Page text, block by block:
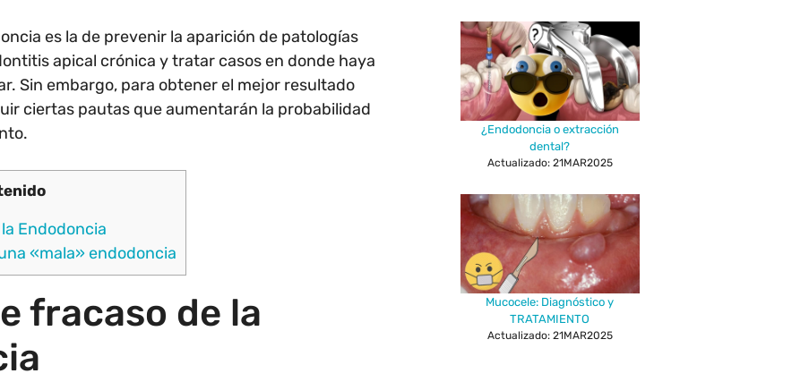
es la de prevenir la aparición de patologías
apical crónica y tratar casos en donde haya
Sin embargo, para obtener el mejor resultado
ciertas pautas que aumentarán la probabilidad
Endodoncia
«mala» endodoncia
fracaso de la
¿Endodoncia o extracción
dental?
Actualizado: 21MAR2025
Mucocele: Diagnóstico y
TRATAMIENTO
Actualizado: 21MAR2025